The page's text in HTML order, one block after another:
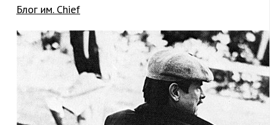
Блог им. Chief